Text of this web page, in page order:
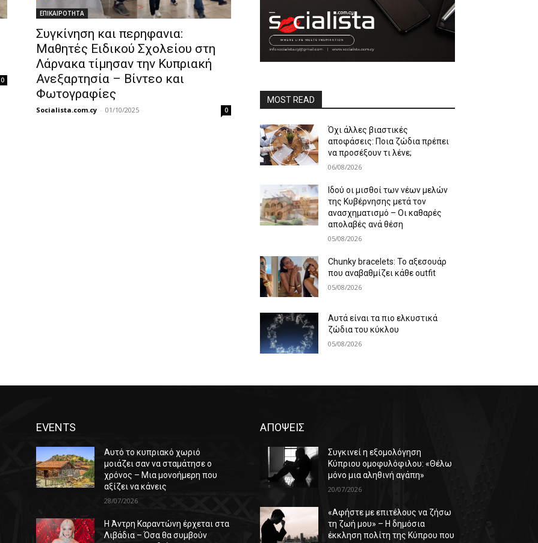
0
ΕΠΙΚΑΙΡΟΤΗΤΑ
Συγκίνηση και περηφανια:
Μαθητές Ειδικού Σχολείου στη
Λάρνακα τίμησαν την Κυπριακή
Ανεξαρτησία – Βίντεο και
Φωτογραφίες
Socialista.com.cy - 01/10/2025 0
MOST READ
Όχι άλλες βιαστικές
αποφάσεις: Ποια ζώδια πρέπει
να προσέξουν τι λένε;
06/08/2026
Ιδού οι μισθοί των νέων μελών
της Κυβέρνησης μετά τον
ανασχηματισμό – Οι καθαρές
απολαβές ανά θέση
05/08/2026
Chunky bracelets: Το αξεσουάρ
που αναβαθμίζει κάθε outfit
05/08/2026
Αυτά είναι τα πιο ελκυστικά
ζώδια του κύκλου
05/08/2026
EVENTS
Αυτό το κυπριακό χωριό
μοιάζει σαν να σταμάτησε ο
χρόνος – Μια μονοήμερη που
αξίζει να κάνεις
28/07/2026
Η Άντρη Καραντώνη έρχεται στα
Λιβάδια – Όσα θα συμβούν
ΑΠΟΨΕΙΣ
Συγκινεί η εξομολόγηση
Κύπριου ομοφυλόφιλου: «Θέλω
μόνο μια αληθινή αγάπη»
20/07/2026
«Αφήστε με επιτέλους να ζήσω
τη ζωή μου» – Η δημόσια
έκκληση πολίτη της Κύπρου που